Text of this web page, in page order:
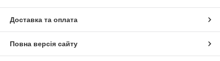
Доставка та оплата
Повна версія сайту